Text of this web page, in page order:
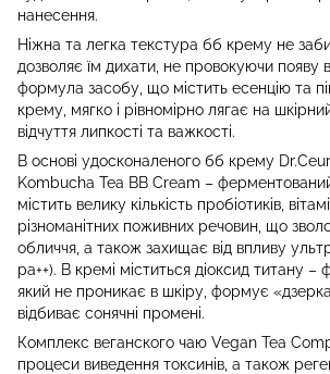
нанесення.
Ніжна та легка текстура бб крему не
дозволяє їм дихати, не провокуючи появу
формула засобу, що містить есенцію та
крему, мягко і рівномірно лягає на
відчуття липкості та важкості.
В основі удосконаленого бб крему
Kombucha Tea BB Cream –
містить велику кількість пробіотиків,
різноманітних поживних речовин, що
обличчя, а також захищає від впливу
pa++). В кремі міститься діоксид титану –
який не проникає в шкіру, формує
відбиває сонячні промені.
Комплекс веганского чаю Vegan Tea
процеси виведення токсинів, а також